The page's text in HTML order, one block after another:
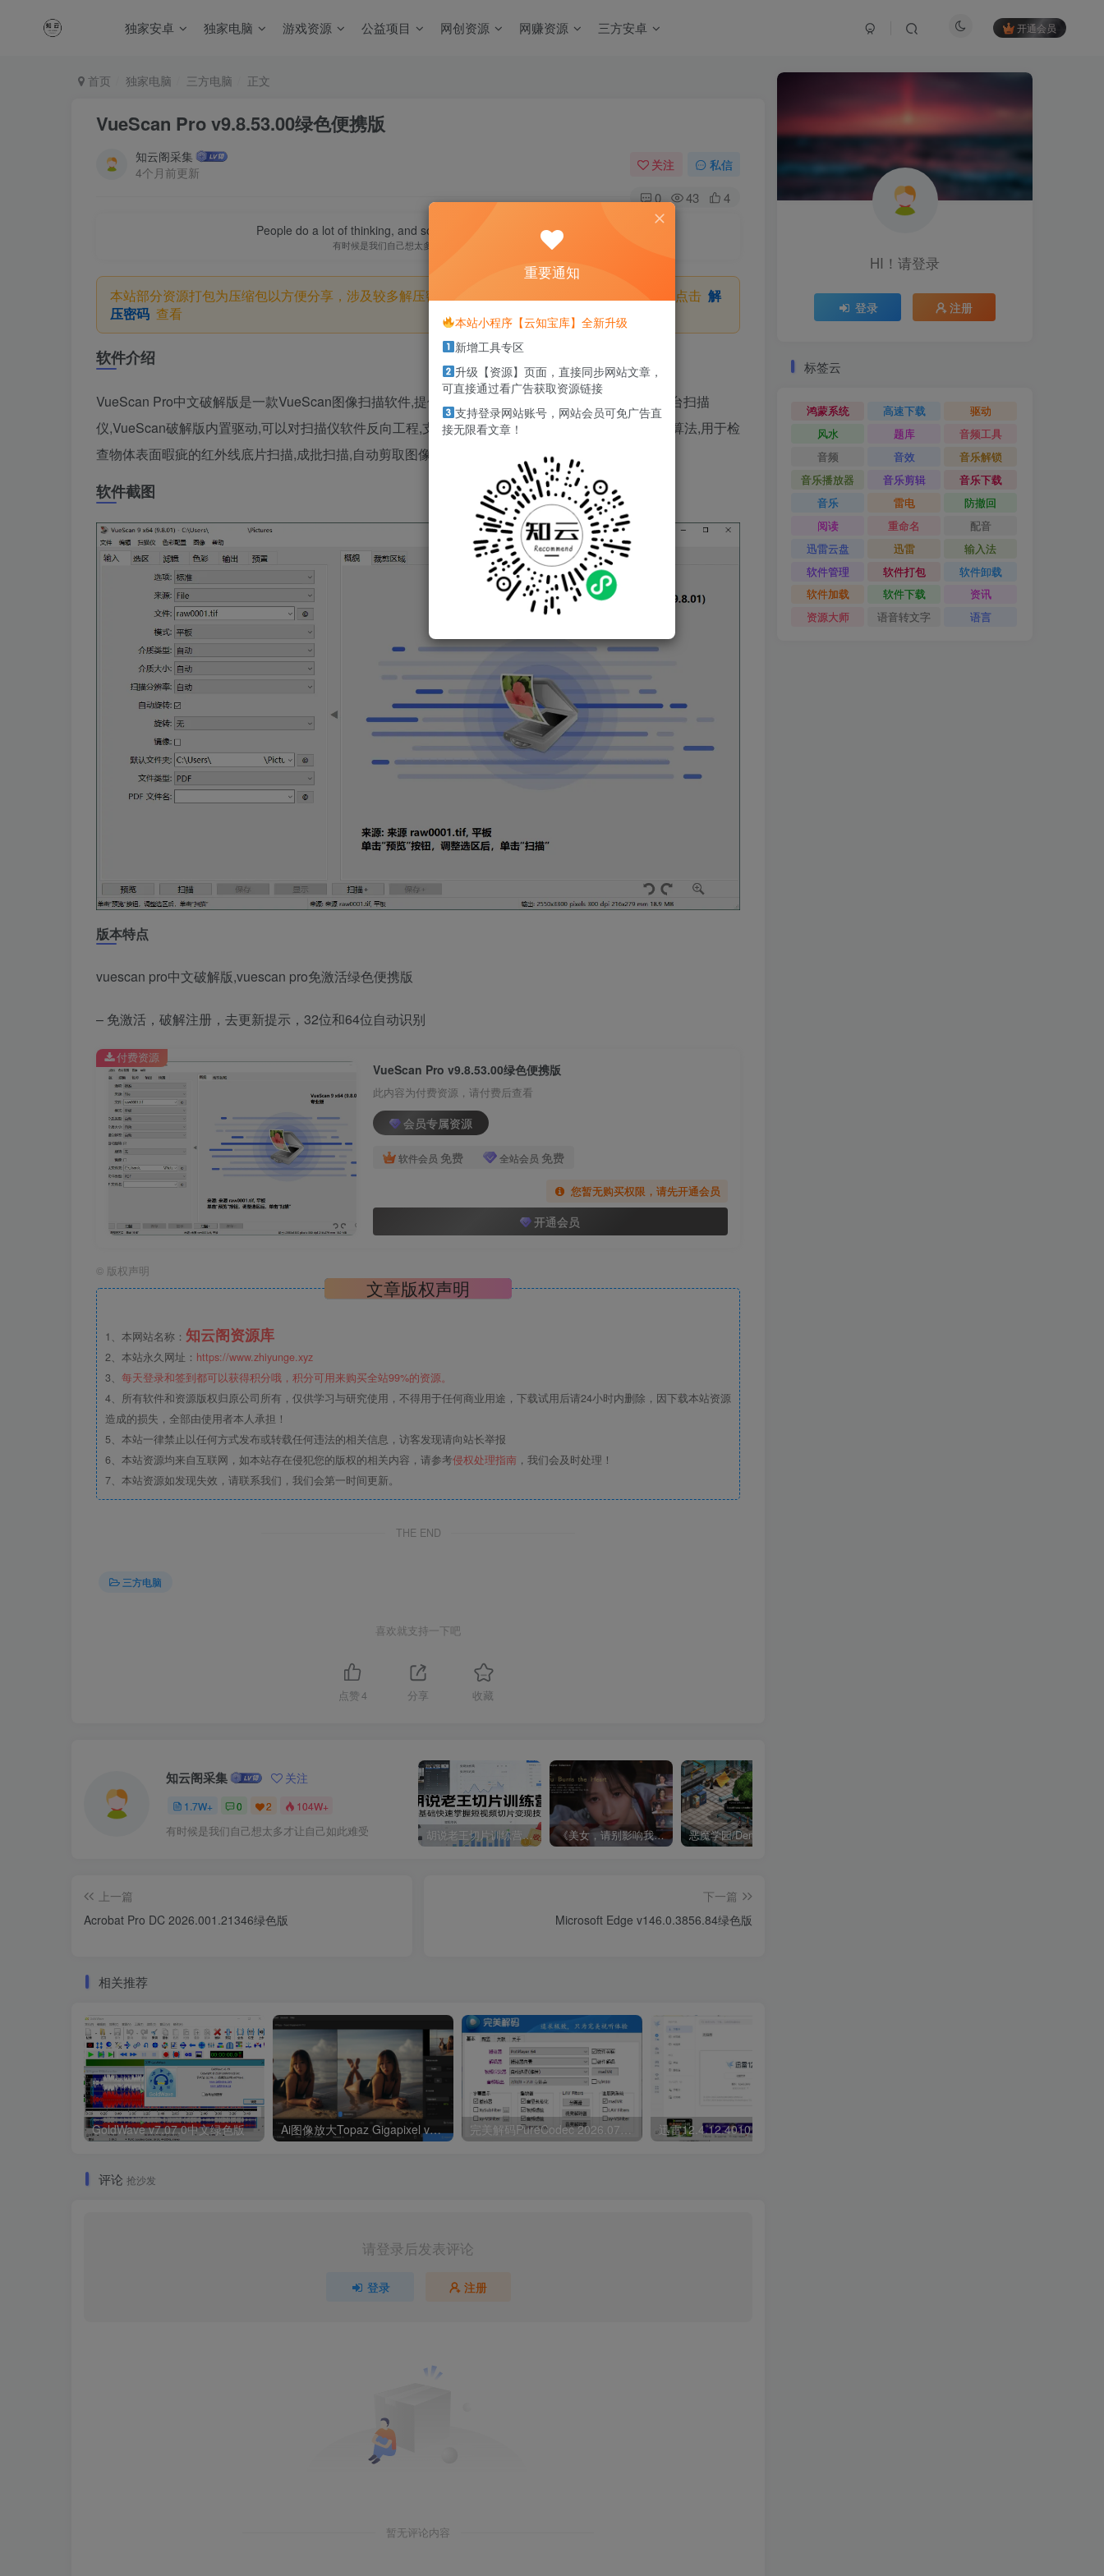
独家安卓 独家电脑 游戏资源 公益项目 网创资源 网赚资源 三方安卓 开通会员
首页 独家电脑 三方电脑 正文
VueScan Pro v9.8.53.00绿色便携版
知云阁采集
4个月前更新
关注 私信
0 43 4
People do a lot of thinking, and sometimes, that's what kills us.
有时候是我们自己想太多才让自己如此难受
本站部分资源打包为压缩包以方便分享，涉及较多解压密码，如果你下载的资源需要解压密码，请点击 解
压密码 查看
软件介绍
VueScan Pro中文破解版是一款VueScan图像扫描软件,提供色彩平衡和颜色校正功能,适用于6500多台扫描
仪,VueScan破解版内置驱动,可以对扫描仪软件反向工程,支持200种以上的底片类型,复杂的白色平衡算法,用于检
查物体表面暇疵的红外线底片扫描,成批扫描,自动剪取图像等等,提高扫描仪的扫描速度和工作效率.
软件截图
版本特点
vuescan pro中文破解版,vuescan pro免激活绿色便携版
– 免激活，破解注册，去更新提示，32位和64位自动识别
VueScan Pro v9.8.53.00绿色便携版
此内容为付费资源，请付费后查看
会员专属资源
软件会员 免费 全站会员 免费
您暂无购买权限，请先开通会员
开通会员
付费资源
© 版权声明
文章版权声明
1、本网站名称： 知云阁资源库
2、本站永久网址： https://www.zhiyunge.xyz
3、 每天登录和签到都可以获得积分哦，积分可用来购买全站99%的资源。
4、所有软件和资源版权归原公司所有，仅供学习与研究使用，不得用于任何商业用途，下载试用后请24小时内删除，因下载本站资源
造成的损失，全部由使用者本人承担！
5、本站一律禁止以任何方式发布或转载任何违法的相关信息，访客发现请向站长举报
6、本站资源均来自互联网，如本站存在侵犯您的版权的相关内容，请参考侵权处理指南 ，我们会及时处理！
7、本站资源如发现失效，请联系我们，我们会第一时间更新。
THE END
三方电脑
喜欢就支持一下吧
点赞 4 分享 收藏
知云阁采集 关注
1.7W+ 0 2 104W+
有时候是我们自己想太多才让自己如此难受 胡说老王切片训练营，零基础快速掌握短视频切片变现技巧 《美女，请别影响我成仙全球版》中文版
上一篇
Acrobat Pro DC 2026.001.21346绿色版
下一篇
Microsoft Edge v146.0.3856.84绿色版
相关推荐
GoldWave v7.07.0中文绿色版 Ai图像放大Topaz Gigapixel v1.3.3高级版 完美解码PureCodec 2026.07.31 迅雷12.4.12.4010 绿色精简版
评论 抢沙发
请登录后发表评论
登录 注册
暂无评论内容
HI！请登录
登录 注册
标签云
鸿蒙系统 高速下载
驱动
风水
题库
音频工具
音频
音效
音乐解锁
音乐播放器
音乐剪辑
音乐下载
音乐
雷电
防撤回
阅读
重命名
配音
迅雷云盘
迅雷
输入法
软件管理
软件打包
软件卸载
软件加载
软件下载
资讯
资源大师
语音转文字 语言
重要通知
本站小程序【云知宝库】全新升级
新增工具专区
升级【资源】页面，直接同步网站文章，
可直接通过看广告获取资源链接
支持登录网站账号，网站会员可免广告直
接无限看文章！